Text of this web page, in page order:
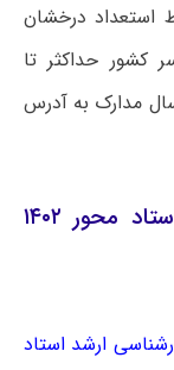
استعداد درخشان
کشور حداکثر تا
مدارک به آدرس
عناوین طرح های کارشناسی ارشد استاد محور ۱۴۰۲
ارشد استاد